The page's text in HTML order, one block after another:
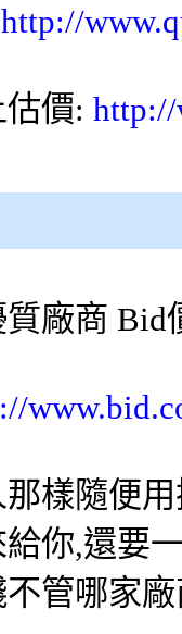
http://
價: http://
廠商 Bid
樣隨便
你,還要
管哪家